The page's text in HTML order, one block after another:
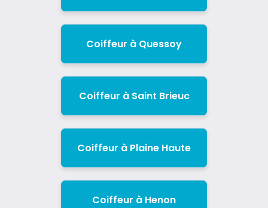
Coiffeur à Quessoy
Coiffeur à Saint Brieuc
Coiffeur à Plaine Haute
Coiffeur à Henon